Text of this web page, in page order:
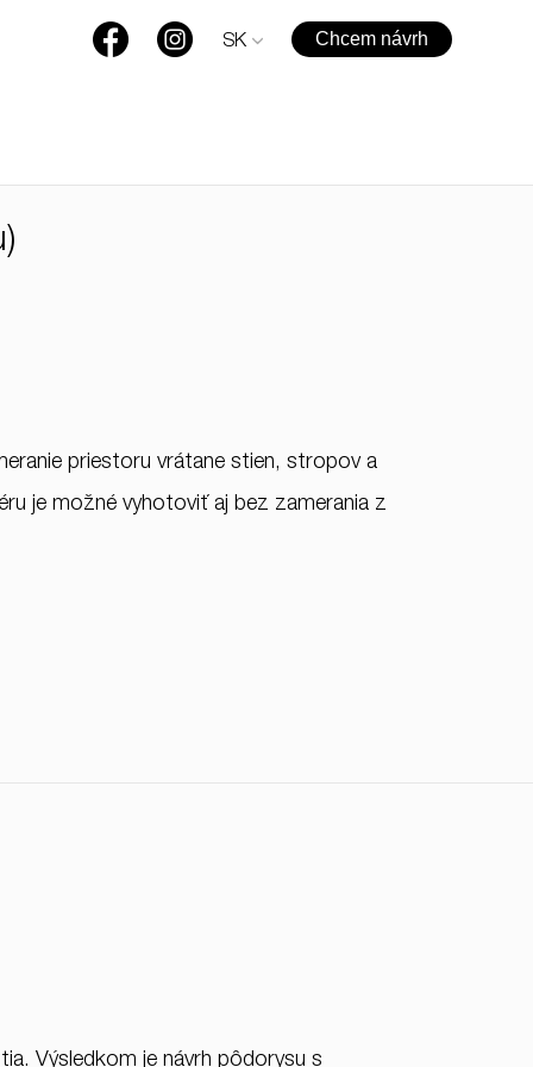
SK Chcem návrh
priestoru vrátane stien, stropov a
je možné vyhotoviť aj bez zamerania z
Výsledkom je návrh pôdorysu s